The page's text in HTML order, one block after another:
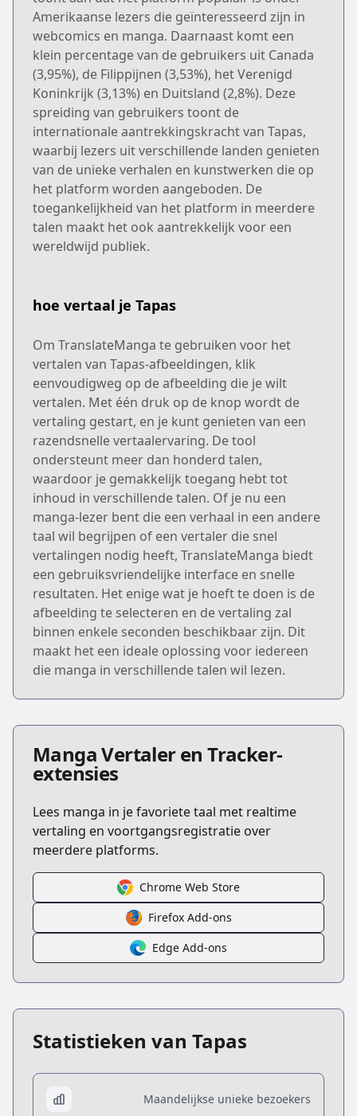
Amerikaanse lezers die geïnteresseerd zijn in
webcomics en manga. Daarnaast komt een
klein percentage van de gebruikers uit Canada
(3,95%), de Filippijnen (3,53%), het Verenigd
Koninkrijk (3,13%) en Duitsland (2,8%). Deze
spreiding van gebruikers toont de
internationale aantrekkingskracht van Tapas,
waarbij lezers uit verschillende landen genieten
van de unieke verhalen en kunstwerken die op
het platform worden aangeboden. De
toegankelijkheid van het platform in meerdere
talen maakt het ook aantrekkelijk voor een
wereldwijd publiek.
hoe vertaal je Tapas
Om TranslateManga te gebruiken voor het
vertalen van Tapas-afbeeldingen, klik
eenvoudigweg op de afbeelding die je wilt
vertalen. Met één druk op de knop wordt de
vertaling gestart, en je kunt genieten van een
razendsnelle vertaalervaring. De tool
ondersteunt meer dan honderd talen,
waardoor je gemakkelijk toegang hebt tot
inhoud in verschillende talen. Of je nu een
manga-lezer bent die een verhaal in een andere
taal wil begrijpen of een vertaler die snel
vertalingen nodig heeft, TranslateManga biedt
een gebruiksvriendelijke interface en snelle
resultaten. Het enige wat je hoeft te doen is de
afbeelding te selecteren en de vertaling zal
binnen enkele seconden beschikbaar zijn. Dit
maakt het een ideale oplossing voor iedereen
die manga in verschillende talen wil lezen.
Manga Vertaler en Tracker-
extensies
Lees manga in je favoriete taal met realtime
vertaling en voortgangsregistratie over
meerdere platforms.
Chrome Web Store
Firefox Add-ons
Edge Add-ons
Statistieken van Tapas
Maandelijkse unieke bezoekers